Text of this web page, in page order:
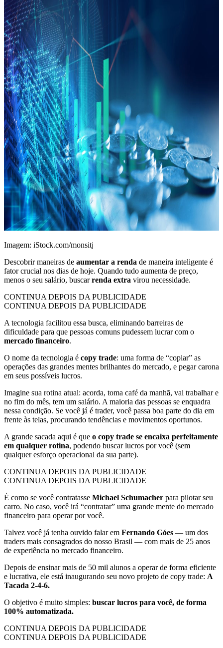
Imagem: iStock.com/monsitj
Descobrir maneiras de aumentar a renda de maneira inteligente é
fator crucial nos dias de hoje. Quando tudo aumenta de preço,
menos o seu salário, buscarrenda extra virou necessidade.
CONTINUA DEPOIS DA PUBLICIDADE
CONTINUA DEPOIS DA PUBLICIDADE
A tecnologia facilitou essa busca, eliminando barreiras de
dificuldade para que pessoas comuns pudessem lucrar com o
mercado financeiro.
O nome da tecnologia é copy trade: uma forma de “copiar” as
operações das grandes mentes brilhantes do mercado, e pegar carona
em seus possíveis lucros.
Imagine sua rotina atual: acorda, toma café da manhã, vai trabalhar e
no fim do mês, tem um salário. A maioria das pessoas se enquadra
nessa condição. Se você já é trader, você passa boa parte do dia em
frente às telas, procurando tendências e movimentos oportunos.
A grande sacada aqui é que o copy trade se encaixa perfeitamente
em qualquer rotina, podendo buscar lucros por você (sem
qualquer esforço operacional da sua parte).
CONTINUA DEPOIS DA PUBLICIDADE
CONTINUA DEPOIS DA PUBLICIDADE
É como se você contratasse Michael Schumacher para pilotar seu
carro. No caso, você irá “contratar” uma grande mente do mercado
financeiro para operar por você.
Talvez você já tenha ouvido falar em Fernando Góes — um dos
traders mais consagrados do nosso Brasil — com mais de 25 anos
de experiência no mercado financeiro.
Depois de ensinar mais de 50 mil alunos a operar de forma eficiente
e lucrativa, ele está inaugurando seu novo projeto de copy trade: A
Tacada 2-4-6.
O objetivo é muito simples: buscar lucros para você, de forma
100% automatizada.
CONTINUA DEPOIS DA PUBLICIDADE
CONTINUA DEPOIS DA PUBLICIDADE